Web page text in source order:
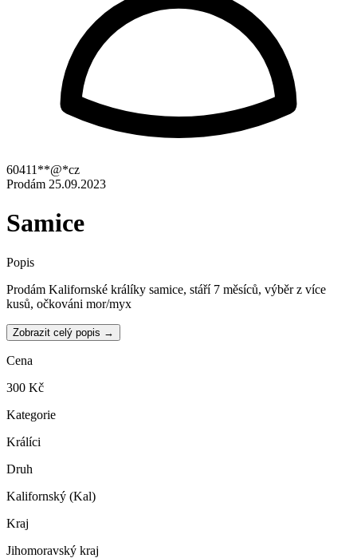
60411**@*cz
Prodám 25.09.2023
Samice
Popis
Prodám Kalifornské králíky samice, stáří 7 měsíců, výběr z více
kusů, očkováni mor/myx
Zobrazit celý popis →
Cena
300 Kč
Kategorie
Králíci
Druh
Kalifornský (Kal)
Kraj
Jihomoravský kraj